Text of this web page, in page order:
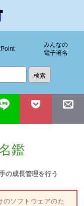
みんなの
電子署名
鑑
の成長管理を行う
のソフトウェアのた